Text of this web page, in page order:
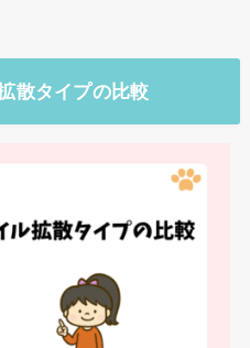
散タイプの比較